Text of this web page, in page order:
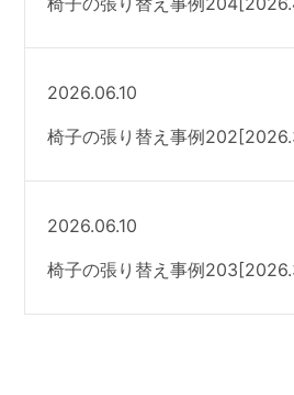
2026.06.10
椅子の張り替え事例
2026.06.10
椅子の張り替え事例